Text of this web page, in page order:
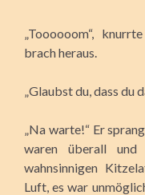
„Toooooom“,
brach heraus.
„Glaubst du, dass du
„Na warte!“ Er
waren überall und
wahnsinnigen
Luft, es war